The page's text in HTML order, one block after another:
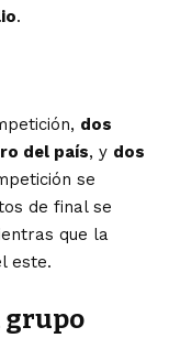
.
dos
del país, y dos
se
de final se
que la
este.
grupo